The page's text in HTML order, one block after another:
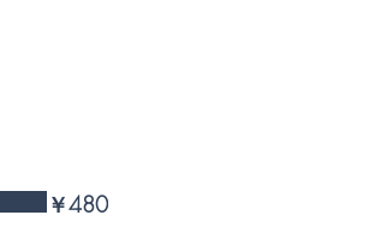
￥480